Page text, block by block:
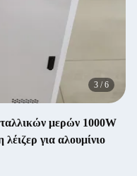
4 /6
μερών 1000W
για αλουμίνιο